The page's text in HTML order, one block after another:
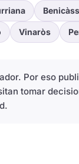
Vinaròs
Por eso
tomar